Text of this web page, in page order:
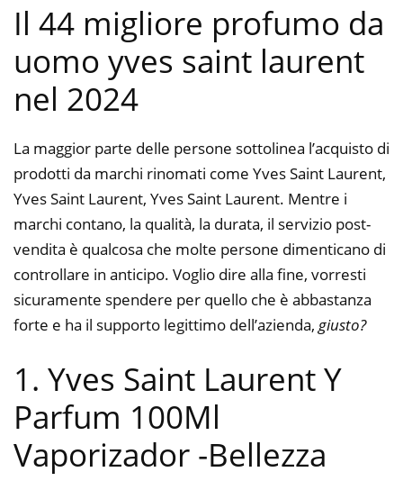
Il 44 migliore profumo da
uomo yves saint laurent
nel 2024
La maggior parte delle persone sottolinea l’acquisto di
prodotti da marchi rinomati come Yves Saint Laurent,
Yves Saint Laurent, Yves Saint Laurent. Mentre i
marchi contano, la qualità, la durata, il servizio post-
vendita è qualcosa che molte persone dimenticano di
controllare in anticipo. Voglio dire alla fine, vorresti
sicuramente spendere per quello che è abbastanza
forte e ha il supporto legittimo dell’azienda, giusto?
1. Yves Saint Laurent Y
Parfum 100Ml
Vaporizador -Bellezza